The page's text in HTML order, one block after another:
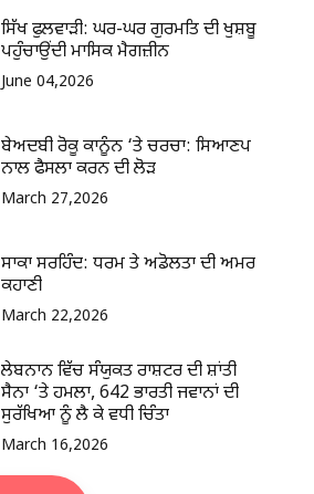
ਸਿੱਖ ਫੁਲਵਾੜੀ: ਘਰ-ਘਰ ਗੁਰਮਤਿ ਦੀ ਖੁਸ਼ਬੂ
ਪਹੁੰਚਾਉਂਦੀ ਮਾਸਿਕ ਮੈਗਜ਼ੀਨ
June 04,2026
ਬੇਅਦਬੀ ਰੋਕੂ ਕਾਨੂੰਨ ‘ਤੇ ਚਰਚਾ: ਸਿਆਣਪ
ਨਾਲ ਫੈਸਲਾ ਕਰਨ ਦੀ ਲੋੜ
March 27,2026
ਸਾਕਾ ਸਰਹਿੰਦ: ਧਰਮ ਤੇ ਅਡੋਲਤਾ ਦੀ ਅਮਰ
ਕਹਾਣੀ
March 22,2026
ਲੇਬਨਾਨ ਵਿੱਚ ਸੰਯੁਕਤ ਰਾਸ਼ਟਰ ਦੀ ਸ਼ਾਂਤੀ
ਸੈਨਾ ‘ਤੇ ਹਮਲਾ, 642 ਭਾਰਤੀ ਜਵਾਨਾਂ ਦੀ
ਸੁਰੱਖਿਆ ਨੂੰ ਲੈ ਕੇ ਵਧੀ ਚਿੰਤਾ
March 16,2026